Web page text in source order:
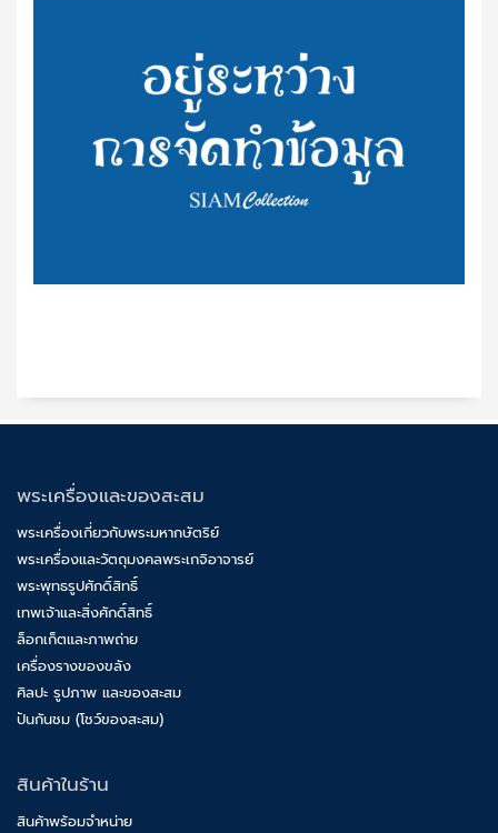
พระเครื่องและของสะสม
พระเครื่องเกี่ยวกับพระมหากษัตริย์
พระเครื่องและวัตถุมงคลพระเกจิอาจารย์
พระพุทธรูปศักดิ์สิทธิ์
เทพเจ้าและสิ่งศักดิ์สิทธิ์
ล็อกเก็ตและภาพถ่าย
เครื่องรางของขลัง
ศิลปะ รูปภาพ และของสะสม
ปันกันชม (โชว์ของสะสม)
สินค้าในร้าน
สินค้าพร้อมจำหน่าย